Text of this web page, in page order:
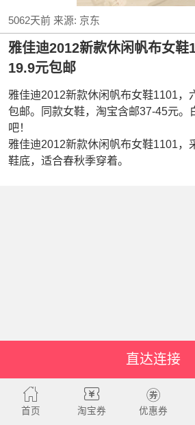
5062天前来源: 京东
雅佳迪2012新款休闲帆布女鞋
19.9元包邮
雅佳迪2012新款休闲帆布女鞋1101，
包邮。同款女鞋，淘宝含邮37-45元。
吧！
雅佳迪2012新款休闲帆布女鞋1101，
鞋底，适合春秋季穿着。
直达连接
首页 淘宝券 优惠券